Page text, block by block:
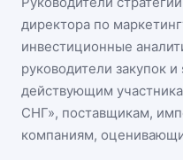
директора по
инвестиционные
руководители закупок
действующим
СНГ», поставщикам,
компаниям,